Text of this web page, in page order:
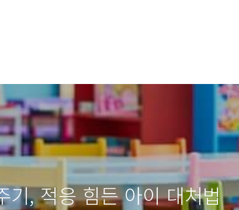
기, 적응 힘든 아이 대처법